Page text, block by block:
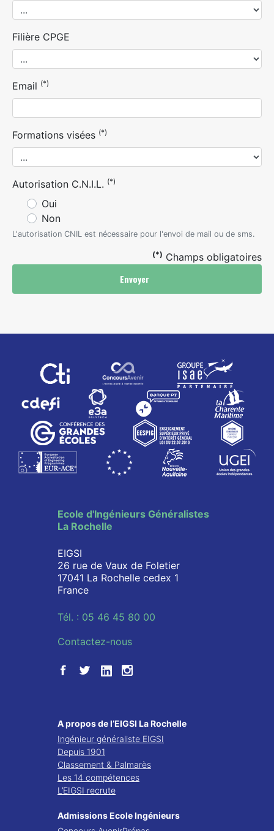
Filière CPGE
Email (*)
Formations visées (*)
Autorisation C.N.I.L. (*)
Oui
Non
L'autorisation CNIL est nécessaire pour l'envoi de mail ou de sms.
(*) Champs obligatoires
Envoyer
Ecole d'Ingénieurs Généralistes
La Rochelle
EIGSI
26 rue de Vaux de Foletier
17041 La Rochelle cedex 1
France
Tél. : 05 46 45 80 00
Contactez-nous
A propos de l’EIGSI La Rochelle
Ingénieur généraliste EIGSI
Depuis 1901
Classement & Palmarès
Les 14 compétences
L’EIGSI recrute
Admissions Ecole Ingénieurs